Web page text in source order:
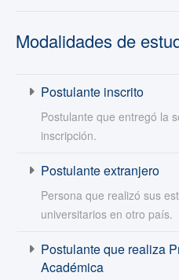
Modalidades de
Postulante inscrito
Postulante que entregó la
inscripción.
Postulante extranjero
Persona que realizó sus
universitarios en otro país.
Postulante que realiza
Académica